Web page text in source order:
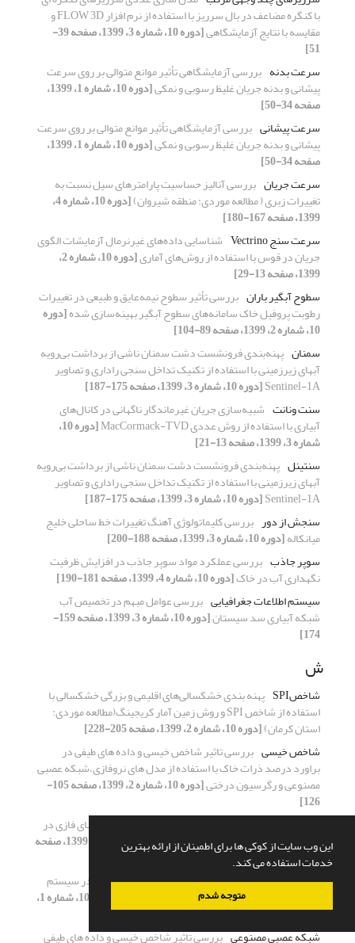
این وب سایت از کوکی ها برای اطمینان از ارائه بهترین
خدمات استفاده می کند.
متوجه شدم
با کنگره مضاعف در بال سرریز با استفاده از نرم افزار FLOW 3D و
مقایسه با نتایج آزمایشگاهی [دوره 10، شماره 3، 1399، صفحه 39-
51]
سرعت بدنه بررسی آزمایشگاهی تأثیر موانع متوالی بر روی سرعت
پیشانی و بدنه جریان غلیظ رسوبی و نمکی [دوره 10، شماره 1، 1399،
صفحه 34-50]
سرعت پیشانی بررسی آزمایشگاهی تأثیر موانع متوالی بر روی سرعت
پیشانی و بدنه جریان غلیظ رسوبی و نمکی [دوره 10، شماره 1، 1399،
صفحه 34-50]
سرعت جریان بررسی آنالیز حساسیت پارامترهای سیل نسبت به
تغییرات زبری ( مطالعه موردی: منطقه شیروان) [دوره 10، شماره 4،
1399، صفحه 167-180]
سرعت سنج Vectrino
شناسایی داده‌های غیرنرمال آزمایشات الگوی
جریان در قوس با استفاده از روش‌های آماری [دوره 10، شماره 2،
1399، صفحه 13-29]
سطوح آبگیر باران بررسی تأثیر سطوح نیمه‌عایق و طبیعی در تغییرات
رطوبت پروفیل خاک سامانه‌های سطوح آبگیر بهینه‌سازی شده[دوره
10، شماره 2، 1399، صفحه 89-104]
سمنان پهنه‌بندی فرونشست دشت سمنان ناشی از برداشت بی‌رویه
آبهای زیرزمینی با استفاده از تکنیک تداخل سنجی راداری و تصاویر
Sentinel-1A[دوره 10، شماره 3، 1399، صفحه 175-187]
سنت ونانت شبیه‌سازی جریان غیرماندگار ناگهانی در کانال‌های
آبیاری با استفاده از روش عددی MacCormack-TVD [دوره 10،
شماره 3، 1399، صفحه 13-21]
سنتینل پهنه‌بندی فرونشست دشت سمنان ناشی از برداشت بی‌رویه
آبهای زیرزمینی با استفاده از تکنیک تداخل سنجی راداری و تصاویر
Sentinel-1A[دوره 10، شماره 3، 1399، صفحه 175-187]
سنجش از دور بررسی کلیماتولوژی آهنگ تغییرات خط ساحلی خلیج
میانکاله[دوره 10، شماره 3، 1399، صفحه 188-200]
سوپر جاذب بررسی عملکرد مواد سوپر جاذب در افزایش ظرفیت
نگهداری آب در خاک[دوره 10، شماره 4، 1399، صفحه 181-190]
سیستم اطلاعات جغرافیایی بررسی عوامل مبهم در تخصیص آب
شبکه آبیاری سد سیستان [دوره 10، شماره 3، 1399، صفحه 159-
174]
ش
شاخصSPI پهنه بندی خشکسالی‌های اقلیمی و بزرگی خشکسالی با
استفاده از شاخص SPI و روش زمین آمار کریجینگ(مطالعه موردی:
استان کرمان)[دوره 10، شماره 2، 1399، صفحه 205-228]
شاخص خیسی بررسی تاثیر شاخص خیسی و داده های طیفی در
براورد درصد ذرات خاک با استفاده از مدل های نروفازی،شبکه عصبی
مصنوعی و رگرسیون درختی [دوره 10، شماره 2، 1399، صفحه 105-
126]
بهینه‌سازی شبکه‌های توزیع آب با تقاضای فازی در
شرایط شکست یکی از لوله‌های شبکه [دوره 10، شماره 3، 1399، صفحه
113-126]
شبکه عصبی مصنوعی شبیه سازی الگوی توزیع نیترات در سیستم
آبیاری قطره ای با استفاده از شبکه عصبی مصنوعی [دوره 10، شماره 1،
1399، صفحه 180-194]
شبکه عصبی مصنوعی بررسی تاثیر شاخص خیسی و داده های طیفی